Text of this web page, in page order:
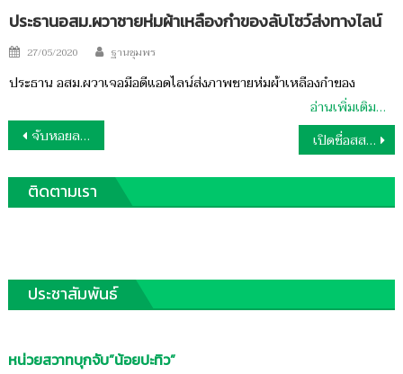
ประธานอสม.ผวาชายห่มผ้าเหลืองกำของลับโชว์ส่งทางไลน์
Posted
27/05/2020 Author
ฐานชุมพร
ประธาน อสม.ผวาเจอมือดีแอดไลน์ส่งภาพชายห่มผ้าเหลืองกำของ
อ่านเพิ่มเติม…
แนะแนว
เรื่อง
จับหอยลายพม่า เปิดชื่อสส.ชุมพรหนุน”อนุทิน”นั่งนายก
ติดตามเรา
ประชาสัมพันธ์
หน่วยสวาทบุกจับ”น้อยปะทิว”